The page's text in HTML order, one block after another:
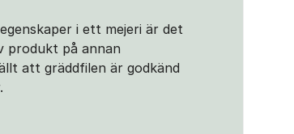
i ett mejeri är det
produkt på annan
att gräddfilen är godkänd